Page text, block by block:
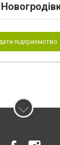
підприємство